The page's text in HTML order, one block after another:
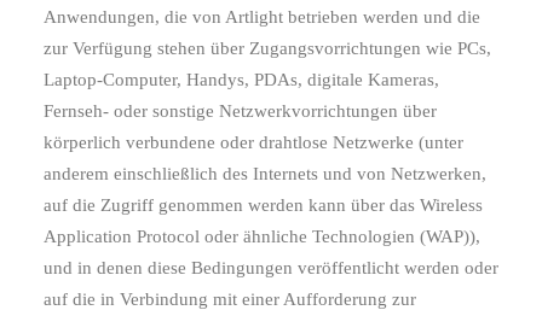
Anwendungen, die von Artlight betrieben werden und die
zur Verfügung stehen über Zugangsvorrichtungen wie PCs,
Laptop-Computer, Handys, PDAs, digitale Kameras,
Fernseh- oder sonstige Netzwerkvorrichtungen über
körperlich verbundene oder drahtlose Netzwerke (unter
anderem einschließlich des Internets und von Netzwerken,
auf die Zugriff genommen werden kann über das Wireless
Application Protocol oder ähnliche Technologien (WAP)),
und in denen diese Bedingungen veröffentlicht werden oder
auf die in Verbindung mit einer Aufforderung zur